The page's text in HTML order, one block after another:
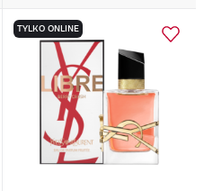
TYLKO ONLINE